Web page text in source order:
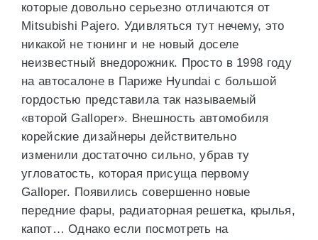
которые довольно серьезно отличаются от
Mitsubishi Pajero. Удивляться тут нечему, это
никакой не тюнинг и не новый доселе
неизвестный внедорожник. Просто в 1998 году
на автосалоне в Париже Hyundai с большой
гордостью представила так называемый
«второй Galloper». Внешность автомобиля
корейские дизайнеры действительно
изменили достаточно сильно, убрав ту
угловатость, которая присуща первому
Galloper. Появились совершенно новые
передние фары, радиаторная решетка, крылья,
капот… Однако если посмотреть на